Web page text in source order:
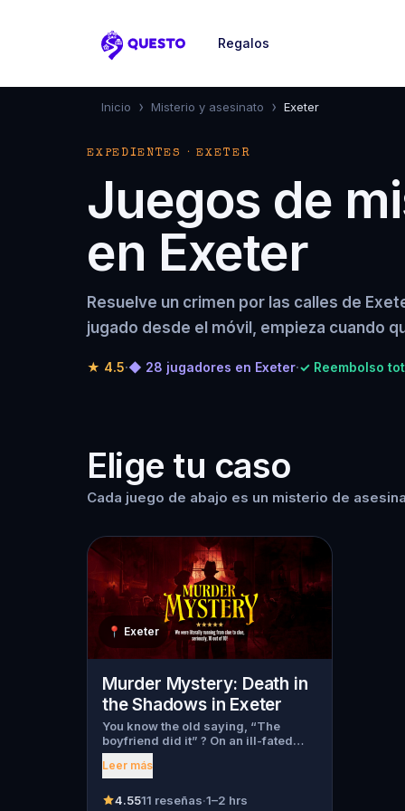
Questo
Regalos
Inicio › Misterio y asesinato › Exeter
EXPEDIENTES · EXETER
Juegos de
en Exeter
Resuelve un crimen por las calles de
jugado desde el móvil, empieza cuando
★ 4.5·◆ 28 jugadores en Exeter·✓ Reembolso
Elige tu caso
Cada juego de abajo es un misterio de
📍 Exeter
Murder Mystery: Death in
the Shadows in Exeter
You know the old saying, “The
boyfriend did it” ? On an ill-fated
night, love goes terribly wrong for
Bella Wanderlust and Walter Bridges
found dead during a ghost tour led
Leer más
4.5511 reseñas·1–2 hrs